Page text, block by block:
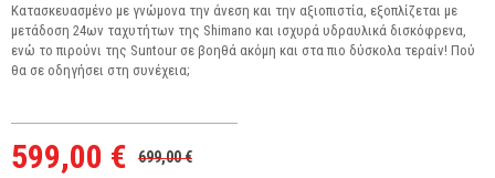
Κατασκευασμένο με γνώμονα την άνεση και την αξιοπιστία, εξοπλίζεται με
μετάδοση 24ων ταχυτήτων της Shimano και ισχυρά υδραυλικά δισκόφρενα,
ενώ το πιρούνι της Suntour σε βοηθά ακόμη και στα πιο δύσκολα τεραίν! Πού
θα σε οδηγήσει στη συνέχεια;
699,00 €
599,00 €